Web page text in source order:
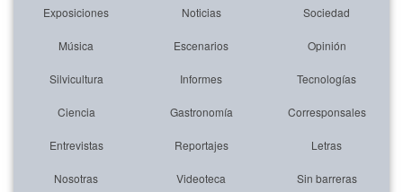
Exposiciones Noticias Sociedad
Música Escenarios Opinión
Silvicultura Informes Tecnologías
Ciencia Gastronomía Corresponsales
Entrevistas Reportajes Letras
Nosotras Videoteca Sin barreras